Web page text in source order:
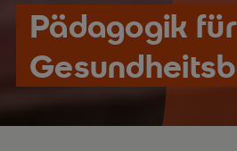
Pädagogik für